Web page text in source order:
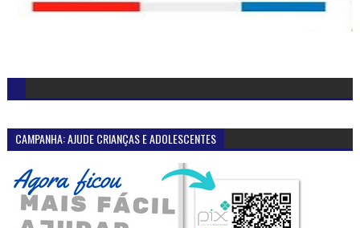
CAMPANHA: AJUDE CRIANÇAS E ADOLESCENTES